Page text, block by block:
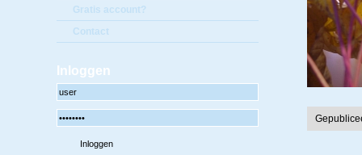
Gratis account?
Contact
Inloggen